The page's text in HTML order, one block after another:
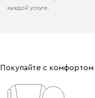
каждой услуге.
Покупайте с комфортом